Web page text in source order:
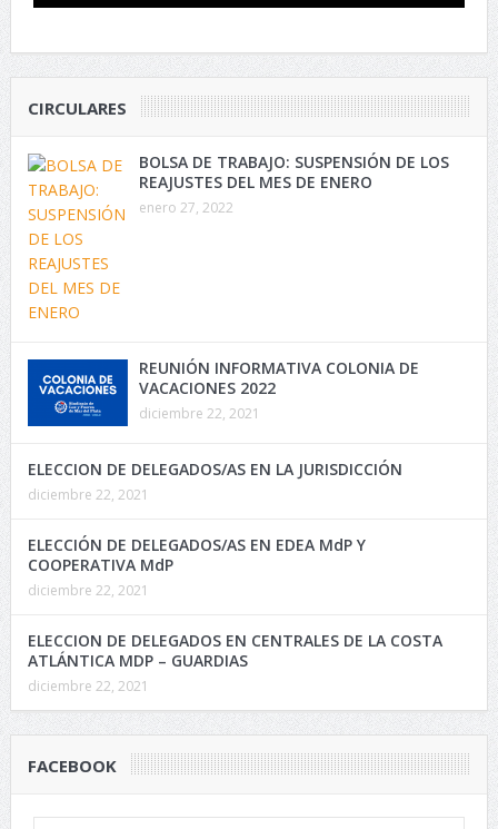
CIRCULARES
BOLSA DE TRABAJO: SUSPENSIÓN DE LOS
REAJUSTES DEL MES DE ENERO
enero 27, 2022
REUNIÓN INFORMATIVA COLONIA DE
VACACIONES 2022
diciembre 22, 2021
ELECCION DE DELEGADOS/AS EN LA JURISDICCIÓN
diciembre 22, 2021
ELECCIÓN DE DELEGADOS/AS EN EDEA MdP Y
COOPERATIVA MdP
diciembre 22, 2021
ELECCION DE DELEGADOS EN CENTRALES DE LA COSTA
ATLÁNTICA MDP – GUARDIAS
diciembre 22, 2021
FACEBOOK